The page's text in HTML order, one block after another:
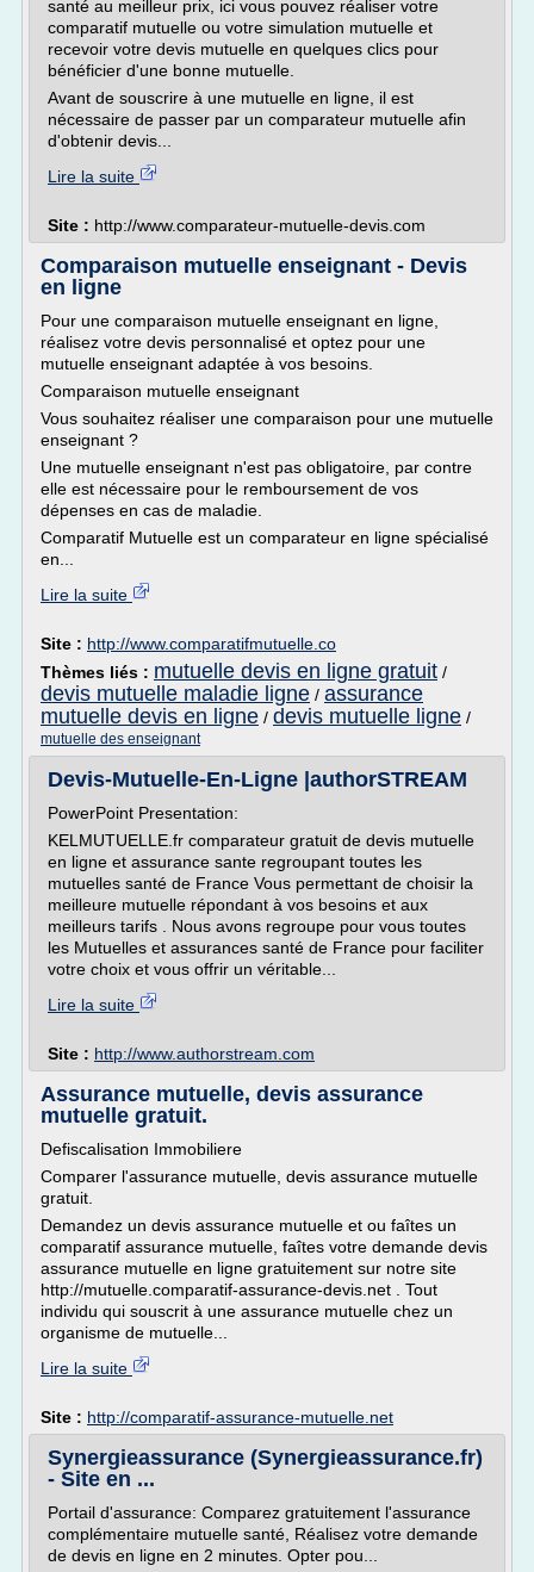
santé au meilleur prix, ici vous pouvez réaliser votre
comparatif mutuelle ou votre simulation mutuelle et
recevoir votre devis mutuelle en quelques clics pour
bénéficier d'une bonne mutuelle.
Avant de souscrire à une mutuelle en ligne, il est
nécessaire de passer par un comparateur mutuelle afin
d'obtenir devis...
Lire la suite
Site : http://www.comparateur-mutuelle-devis.com
Comparaison mutuelle enseignant - Devis
en ligne
Pour une comparaison mutuelle enseignant en ligne,
réalisez votre devis personnalisé et optez pour une
mutuelle enseignant adaptée à vos besoins.
Comparaison mutuelle enseignant
Vous souhaitez réaliser une comparaison pour une mutuelle
enseignant ?
Une mutuelle enseignant n'est pas obligatoire, par contre
elle est nécessaire pour le remboursement de vos
dépenses en cas de maladie.
Comparatif Mutuelle est un comparateur en ligne spécialisé
en...
Lire la suite
Site : http://www.comparatifmutuelle.co
Thèmes liés : mutuelle devis en ligne gratuit /
devis mutuelle maladie ligne / assurance
mutuelle devis en ligne / devis mutuelle ligne /
mutuelle des enseignant
Devis-Mutuelle-En-Ligne |authorSTREAM
PowerPoint Presentation:
KELMUTUELLE.fr comparateur gratuit de devis mutuelle
en ligne et assurance sante regroupant toutes les
mutuelles santé de France Vous permettant de choisir la
meilleure mutuelle répondant à vos besoins et aux
meilleurs tarifs . Nous avons regroupe pour vous toutes
les Mutuelles et assurances santé de France pour faciliter
votre choix et vous offrir un véritable...
Lire la suite
Site : http://www.authorstream.com
Assurance mutuelle, devis assurance
mutuelle gratuit.
Defiscalisation Immobiliere
Comparer l'assurance mutuelle, devis assurance mutuelle
gratuit.
Demandez un devis assurance mutuelle et ou faîtes un
comparatif assurance mutuelle, faîtes votre demande devis
assurance mutuelle en ligne gratuitement sur notre site
http://mutuelle.comparatif-assurance-devis.net . Tout
individu qui souscrit à une assurance mutuelle chez un
organisme de mutuelle...
Lire la suite
Site : http://comparatif-assurance-mutuelle.net
Synergieassurance (Synergieassurance.fr)
- Site en ...
Portail d'assurance: Comparez gratuitement l'assurance
complémentaire mutuelle santé, Réalisez votre demande
de devis en ligne en 2 minutes. Opter pou...